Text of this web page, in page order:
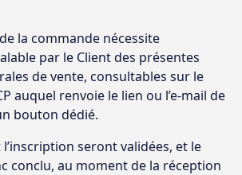
la commande nécessite
par le Client des présentes
de vente, consultables sur le
auquel renvoie le lien ou l’e-mail de
bouton dédié.
seront validées, et le
conclu, au moment de la réception